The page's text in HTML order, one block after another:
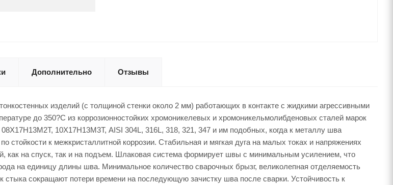
Дополнительно Отзывы
изделий (с толщиной стенки около 2 мм) работающих в контакте с жидкими агрессивными
до 350?С из коррозионностойких хромоникелевых и хромоникельмолибденовых сталей марок
10Х17Н13М3Т, AISI 304L, 316L, 318, 321, 347 и им подобных, когда к металлу шва
стойкости к межкристаллитной коррозии. Стабильная и мягкая дуга на малых токах и напряжениях
как на спуск, так и на подъем. Шлаковая система формирует швы с минимальным усилением, что
на единицу длины шва. Минимальное количество сварочных брызг, великолепная отделяемость
стыка сокращают потери времени на последующую зачистку шва после сварки. Устойчивость к